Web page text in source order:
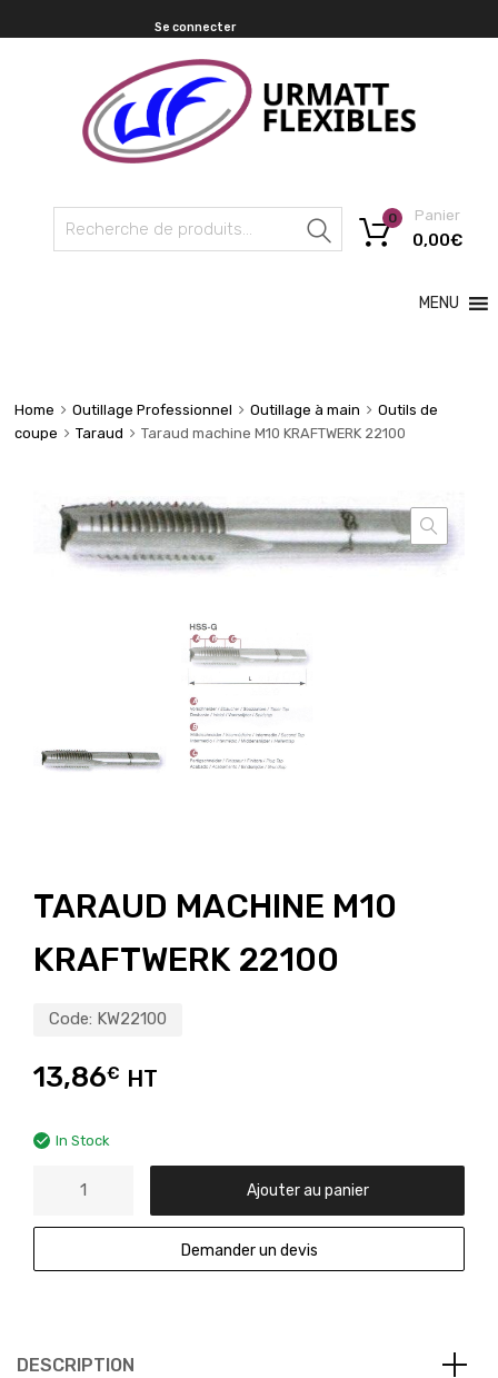
Se connecter
Recherche
Panier
0,00€
0
MENU
Home Outillage Professionnel Outillage à main
Outils de
coupe
Taraud Taraud machine M10 KRAFTWERK 22100
TARAUD MACHINE M10
KRAFTWERK 22100
Code: KW22100
13,86€ HT
In Stock
Ajouter au panier
Demander un devis
DESCRIPTION